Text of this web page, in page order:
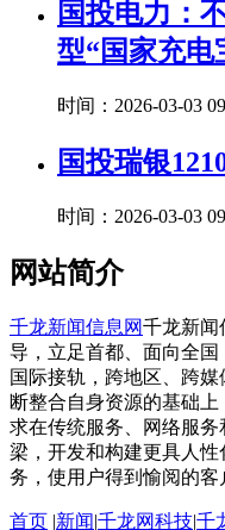
国投电力：
型“国家充电
时间：2026-03-03
国投瑞银
时间：2026-03-03
网站简介
千龙新闻信息网千龙新闻
导，立足首都、面向全
国际接轨，跨地区、跨
断整合自身资源的基础
求在传统服务、网络服
梁，开发和构建更具人
务，使用户得到愉阅的客
首页 |新闻|千龙网科技|千